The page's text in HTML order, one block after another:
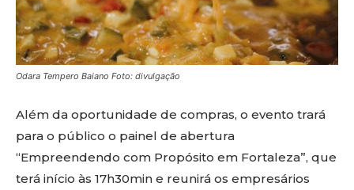
Odara Tempero Baiano Foto: divulgação
Além da oportunidade de compras, o evento trará
para o público o painel de abertura
“Empreendendo com Propósito em Fortaleza”, que
terá início às 17h30min e reunirá os empresários